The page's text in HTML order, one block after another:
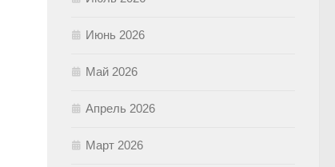
Июнь 2026
Май 2026
Апрель 2026
Март 2026